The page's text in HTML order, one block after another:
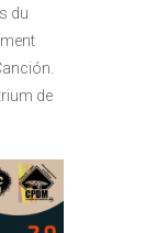
du
de